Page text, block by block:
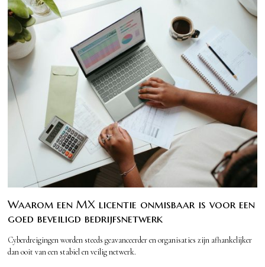
Waarom een MX licentie onmisbaar is voor een
goed beveiligd bedrijfsnetwerk
Cyberdreigingen worden steeds geavanceerder en organisaties zijn afhankelijker
dan ooit van een stabiel en veilig netwerk.